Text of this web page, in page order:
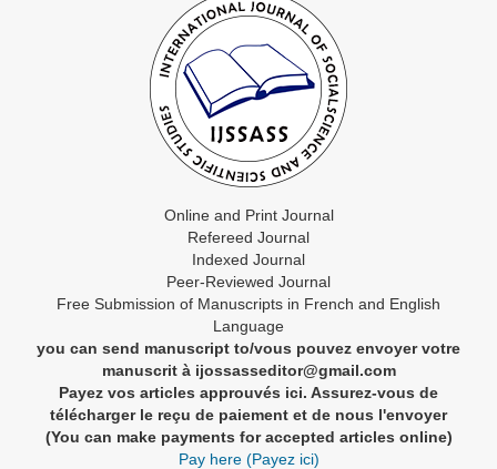
Online and Print Journal
Refereed Journal
Indexed Journal
Peer-Reviewed Journal
Free Submission of Manuscripts in French and English
Language
you can send manuscript to/vous pouvez envoyer votre
manuscrit à ijossasseditor@gmail.com
Payez vos articles approuvés ici. Assurez-vous de
télécharger le reçu de paiement et de nous l'envoyer
(You can make payments for accepted articles online)
Pay here (Payez ici)